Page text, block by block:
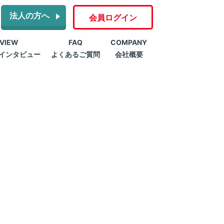
法人の方へ 会員ログイン
ンタビュー
FAQ
よくあるご質問
COMPANY
会社概要